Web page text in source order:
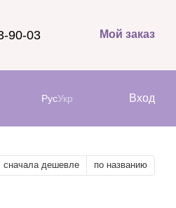
90-03 Мой заказ
РусУкр Вход
сначала дешевле по названию